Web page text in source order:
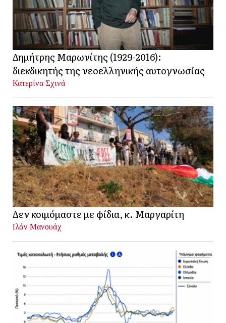
Δημήτρης Μαρωνίτης (1929-2016):
διεκδικητής της νεοελληνικής αυτογνωσίας
Κατερίνα Σχινά
Δεν κοιμόμαστε με φίδια, κ. Μαργαρίτη
Ιλάν Μανουάχ